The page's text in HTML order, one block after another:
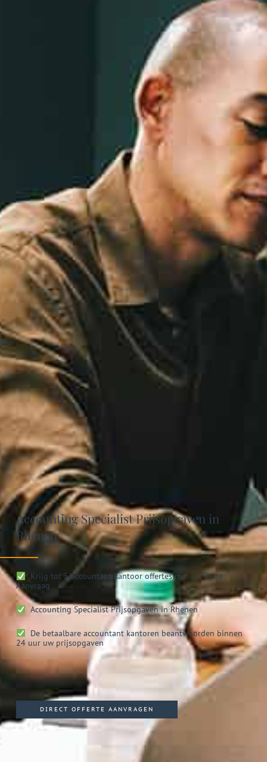
Accounting Specialist Prijsopgaven in
Rhenen
Krijg tot 5 accountant kantoor offertes met 1 Offerte
Aanvraag
Accounting SpecialistPrijsopgaven in Rhenen
De betaalbare accountant kantoren beantwoorden binnen
24 uur uw prijsopgaven
DIRECT OFFERTE AANVRAGEN